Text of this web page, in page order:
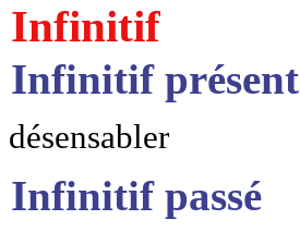
Infinitif
Infinitif présent
désensabler
Infinitif passé